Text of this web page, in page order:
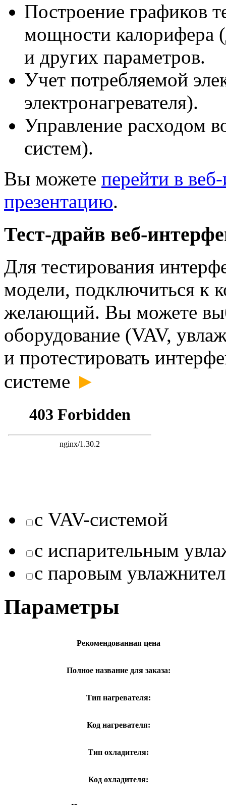
Построение графиков
мощности калорифера
и других параметров.
Учет потребляемой
электронагревателя).
Управление расходом
систем).
Вы можете перейти в
презентацию.
Тест-драйв веб-
Для тестирования
модели, подключиться к
желающий. Вы можете
оборудование (VAV,
и протестировать
системе ►
с VAV-системой
с испарительным
с паровым
Параметры
Рекомендованная цена
Полное название для заказа:
Тип нагревателя:
Код нагревателя:
Тип охладителя:
Код охладителя: